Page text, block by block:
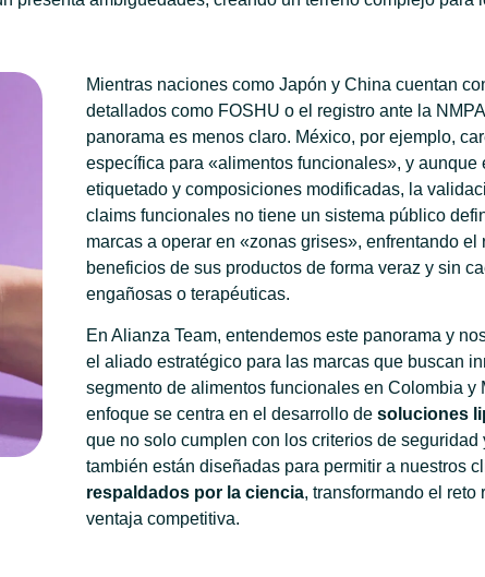
Mientras naciones como Japón y China cuentan
detallados como FOSHU o el registro ante la
panorama es menos claro. México, por ejemplo,
específica para «alimentos funcionales», y aunque
etiquetado y composiciones modificadas, la
claims funcionales no tiene un sistema público
marcas a operar en «zonas grises», enfrentando el
beneficios de sus productos de forma veraz y sin
engañosas o terapéuticas.
En Alianza Team, entendemos este panorama y
el aliado estratégico para las marcas que buscan
segmento de alimentos funcionales en Colombia y
enfoque se centra en el desarrollo de soluciones
que no solo cumplen con los criterios de seguridad
también están diseñadas para permitir a nuestros
respaldados por la ciencia, transformando el
ventaja competitiva.